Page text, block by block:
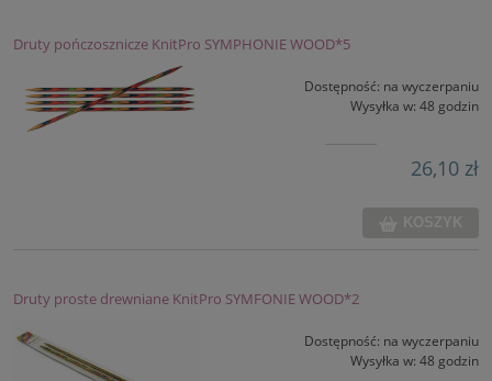
Druty pończosznicze KnitPro SYMPHONIE WOOD*5
Dostępność: na wyczerpaniu
Wysyłka w: 48 godzin
26,10 zł
KOSZYK
Druty proste drewniane KnitPro SYMFONIE WOOD*2
Dostępność: na wyczerpaniu
Wysyłka w: 48 godzin